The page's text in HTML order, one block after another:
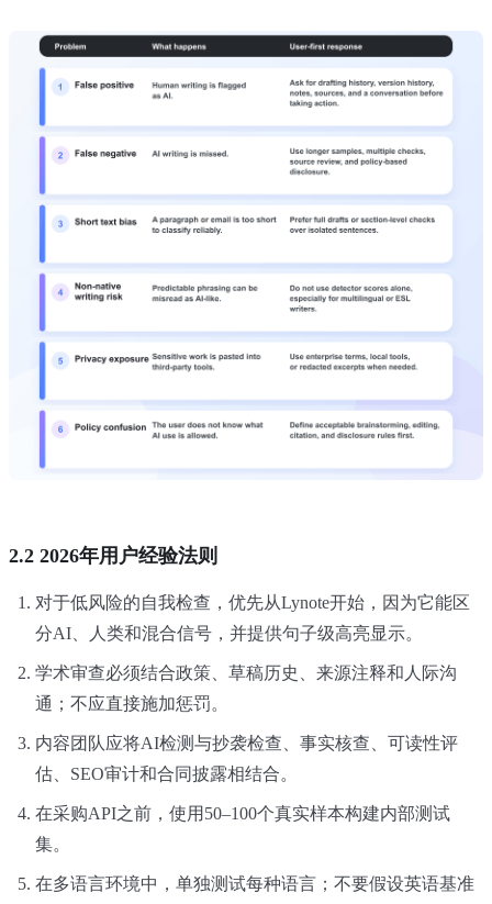
2.2 2026年用户经验法则
对于低风险的自我检查，优先从Lynote开始，因为它能区
分AI、人类和混合信号，并提供句子级高亮显示。
学术审查必须结合政策、草稿历史、来源注释和人际沟
通；不应直接施加惩罚。
内容团队应将AI检测与抄袭检查、事实核查、可读性评
估、SEO审计和合同披露相结合。
在采购API之前，使用50–100个真实样本构建内部测试
集。
在多语言环境中，单独测试每种语言；不要假设英语基准